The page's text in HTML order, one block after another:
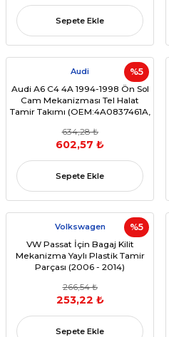
Sepete Ekle
%5
Audi
Audi A6 C4 4A 1994-1998 Ön Sol
Cam Mekanizması Tel Halat
Tamir Takımı (OEM:4A0837461A,
634,28 ₺
602,57 ₺
Sepete Ekle
%5
Volkswagen
VW Passat İçin Bagaj Kilit
Mekanizma Yaylı Plastik Tamir
Parçası (2006 - 2014)
266,54 ₺
253,22 ₺
Sepete Ekle